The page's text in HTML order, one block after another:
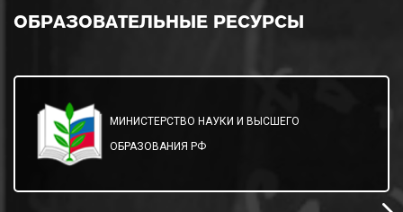
ОБРАЗОВАТЕЛЬНЫЕ РЕСУРСЫ
МИНИСТЕРСТВО НАУКИ И ВЫСШЕГО
ОБРАЗОВАНИЯ РФ